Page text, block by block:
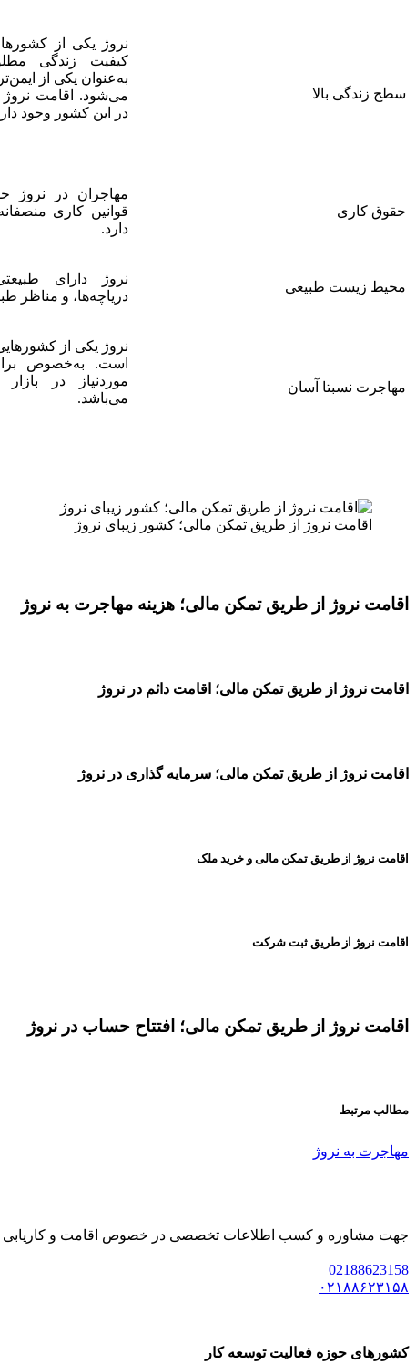
سطح زندگی بالا
نروژ یکی از
کیفیت زندگی
به‌عنوان یکی از
می‌شود. اقامت نروژ
در این کشور وجود
حقوق کاری
مهاجران در نروژ
قوانین کاری
دارد.
محیط زیست طبیعی
نروژ دارای
دریاچه‌ها، و مناظر
مهاجرت نسبتا آسان
نروژ یکی از
است. به‌خصوص
موردنیاز در
می‌باشد.
اقامت نروژ از طریق تمکن مالی؛ کشور زیبای نروژ
اقامت نروژ از طریق تمکن مالی؛ هزینه مهاجرت به نروژ
اقامت نروژ از طریق تمکن مالی؛ اقامت دائم در نروژ
اقامت نروژ از طریق تمکن مالی؛ سرمایه گذاری در نروژ
اقامت نروژ از طریق تمکن مالی و خرید ملک
اقامت نروژ از طریق ثبت شرکت
اقامت نروژ از طریق تمکن مالی؛ افتتاح حساب در نروژ
مطالب مرتبط
مهاجرت به نروژ
جهت مشاوره و کسب اطلاعات تخصصی در خصوص اقامت و کاریابی
02188623158
۰۲۱۸۸۶۲۳۱۵۸
کشورهای حوزه فعالیت توسعه کار